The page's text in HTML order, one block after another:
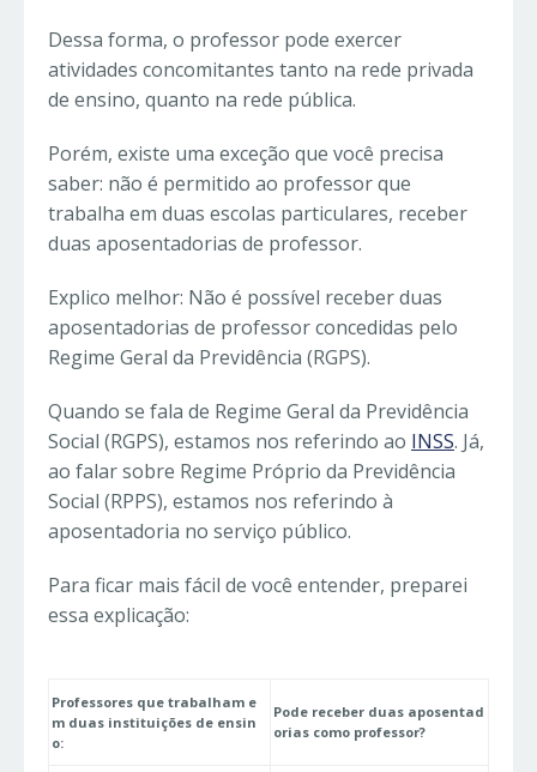
Dessa forma, o professor pode exercer
atividades concomitantes tanto na rede privada
de ensino, quanto na rede pública.
Porém, existe uma exceção que você precisa
saber: não é permitido ao professor que
trabalha em duas escolas particulares, receber
duas aposentadorias de professor.
Explico melhor: Não é possível receber duas
aposentadorias de professor concedidas pelo
Regime Geral da Previdência (RGPS).
Quando se fala de Regime Geral da Previdência
Social (RGPS), estamos nos referindo ao INSS. Já,
ao falar sobre Regime Próprio da Previdência
Social (RPPS), estamos nos referindo à
aposentadoria no serviço público.
Para ficar mais fácil de você entender, preparei
essa explicação:
Professores que trabalham e
m duas instituições de ensin
o:
Pode receber duas aposentad
orias como professor?